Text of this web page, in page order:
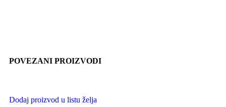
POVEZANI PROIZVODI
Dodaj proizvod u listu želja